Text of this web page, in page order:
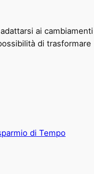
ai cambiamenti
di trasformare
di Tempo